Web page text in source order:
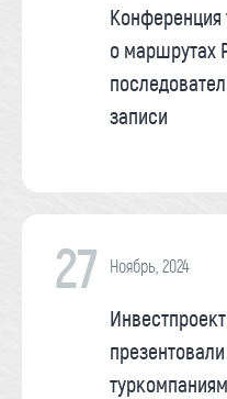
Конференция
о маршрутах
записи
27 Ноябрь, 2024